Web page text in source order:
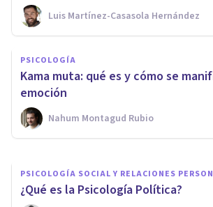
Luis Martínez-Casasola Hernández
PSICOLOGÍA
Kama muta: qué es y cómo se
emoción
Nahum Montagud Rubio
PSICOLOGÍA SOCIAL Y RELACIONES
¿Qué es el tribalismo?
Analizando este
social
Isabel Rovira Salvador
PSICOLOGÍA SOCIAL Y RELACIONES
¿Qué es la Psicología Política?